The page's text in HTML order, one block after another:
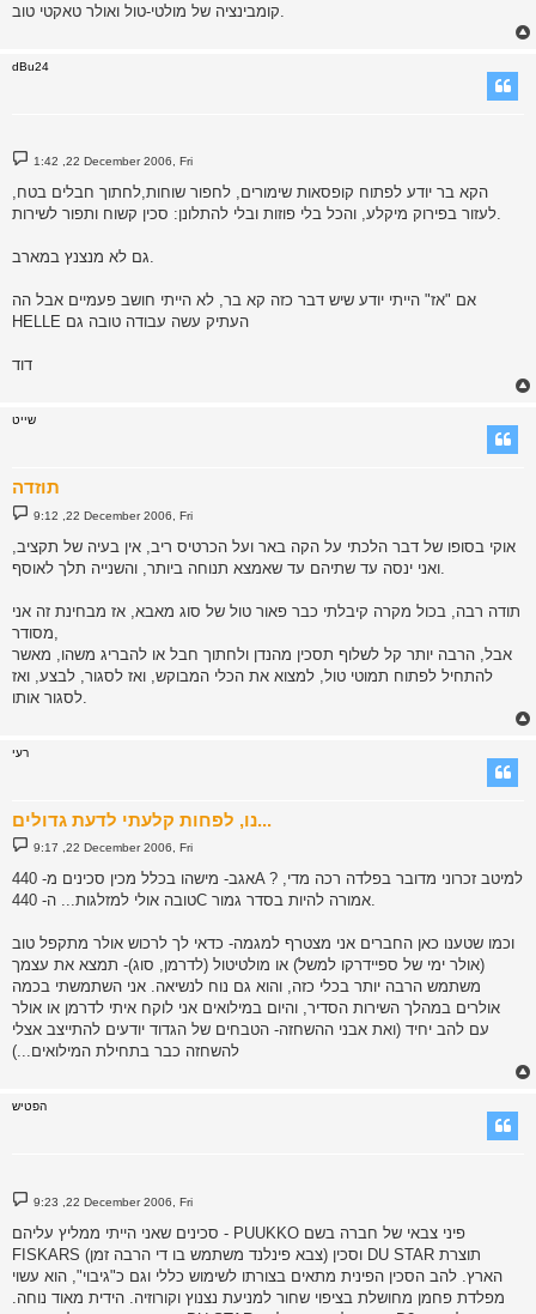
dBu24
P
o
t
1:42 ,22 December 2006, Fri
הקא בר יודע לפתוח קופסאות שימורים, לחפור שוחות,לחתוך חבלים בטח,
לעזור בפירוק מיקלע, והכל בלי פוזות ובלי להתלונן: סכין קשוח ותפור לשירות.
גם לא מנצנץ במארב.
אם "אז" הייתי יודע שיש דבר כזה קא בר, לא הייתי חושב פעמיים אבל הה
HELLE העתיק עשה עבודה טובה גם
דוד
שייט
תוזדה
P
o
t
9:12 ,22 December 2006, Fri
אוקי בסופו של דבר הלכתי על הקה באר ועל הכרטיס ריב, אין בעיה של תקציב,
תודה רבה, בכול מקרה קיבלתי כבר פאור טול של סוג מאבא, אז מבחינת זה אני
אבל, הרבה יותר קל לשלוף תסכין מהנדן ולחתוך חבל או להבריג משהו, מאשר
להתחיל לפתוח תמוטי טול, למצוא את הכלי המבוקש, ואז לסגור, לבצע, ואז
רעי
נו, לפחות קלעתי לדעת גדולים...
P
o
s
t
9:17 ,22 December 2006, Fri
אגב- מישהו בכלל מכין סכינים מ- 440A ? למיטב זכרוני מדובר בפלדה רכה מדי,
טובה אולי למזלגות... ה- 440C אמורה להיות בסדר גמור.
וכמו שטענו כאן החברים אני מצטרף למגמה- כדאי לך לרכוש אולר מתקפל טוב
(אולר ימי של ספיידרקו למשל) או מולטיטול (לדרמן, סוג)- תמצא את עצמך
משתמש הרבה יותר בכלי כזה, והוא גם נוח לנשיאה. אני השתמשתי בכמה
אולרים במהלך השירות הסדיר, והיום במילואים אני לוקח איתי לדרמן או אולר
עם להב יחיד (ואת אבני ההשחזה- הטבחים של הגדוד יודעים להתייצב אצלי
להשחזה כבר בתחילת המילואים...)
הפטיש
P
o
t
9:23 ,22 December 2006, Fri
סכינים שאני הייתי ממליץ עליהם - PUUKKO פיני צבאי של חברה בשם
FISKARS (צבא פינלנד משתמש בו די הרבה זמן) וסכין DU STAR תוצרת
הארץ. להב הסכין הפינית מתאים בצורתו לשימוש כללי וגם כ"גיבוי", הוא עשוי
מפלדת פחמן מחושלת בציפוי שחור למניעת נצנוץ וקורוזיה. הידית מאוד נוחה.